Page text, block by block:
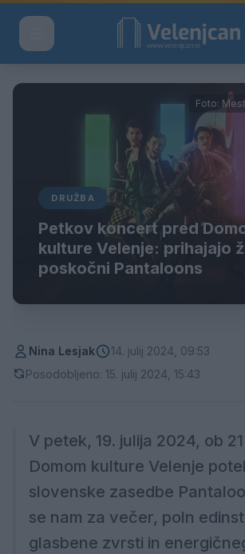
Foto:
DRUŽBA
Petkov koncert pred
kulture Velenje: prihajajo
poskočni Pantaloons
Nina Lesjak
14. julij 2024, 09:53
Posodobljeno: 15. julij 2024, 15:43
V petek, 19. julija 2024, ob
Domom kulture Velenje
slovenske zasedbe
se nam za večer, poln
glasbene zvrsti in